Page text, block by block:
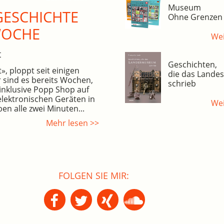
ploppt seit einigen
sind es bereits Wochen,
Popp Shop auf
Geräten in
alle zwei Minuten...
Mehr lesen >>
Museum
Ohne Grenzen
Geschichten,
die das
schrieb
FOLGEN SIE MIR: